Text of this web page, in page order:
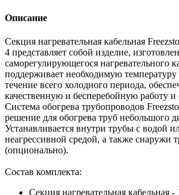
Описание
Секция нагревательная кабельная
4 представляет собой изделие,
саморегулирующегося нагревательного
поддерживает необходимую температуру
течение всего холодного периода,
качественную и бесперебойную работу и
Система обогрева трубопроводов
решение для обогрева труб небольшого
Устанавливается внутри трубы с водой
неагрессивной средой, а также снаружи
(опционально).
Состав комплекта:
Секция нагревательная кабельная -